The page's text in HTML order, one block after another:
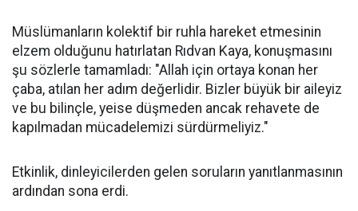
Müslümanların kolektif bir ruhla hareket etmesinin
elzem olduğunu hatırlatan Rıdvan Kaya, konuşmasını
şu sözlerle tamamladı: "Allah için ortaya konan her
çaba, atılan her adım değerlidir. Bizler büyük bir aileyiz
ve bu bilinçle, yeise düşmeden ancak rehavete de
kapılmadan mücadelemizi sürdürmeliyiz."
Etkinlik, dinleyicilerden gelen soruların yanıtlanmasının
ardından sona erdi.